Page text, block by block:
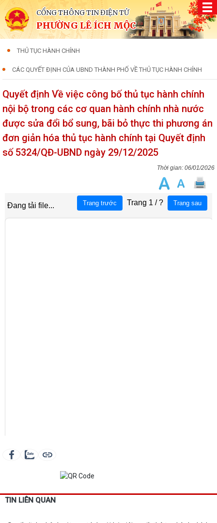
CỔNG THÔNG TIN ĐIỆN TỬ
PHƯỜNG LÊ ÍCH MỘC
THỦ TỤC HÀNH CHÍNH
CÁC QUYẾT ĐỊNH CỦA UBND THÀNH PHỐ VỀ THỦ TỤC HÀNH CHÍNH
Quyết định Về việc công bố thủ tục hành chính
nội bộ trong các cơ quan hành chính nhà nước
được sửa đổi bổ sung, bãi bỏ thực thi phương án
đơn giản hóa thủ tục hành chính tại Quyết định
số 5324/QĐ-UBND ngày 29/12/2025
06/01/2026
TIN LIÊN QUAN